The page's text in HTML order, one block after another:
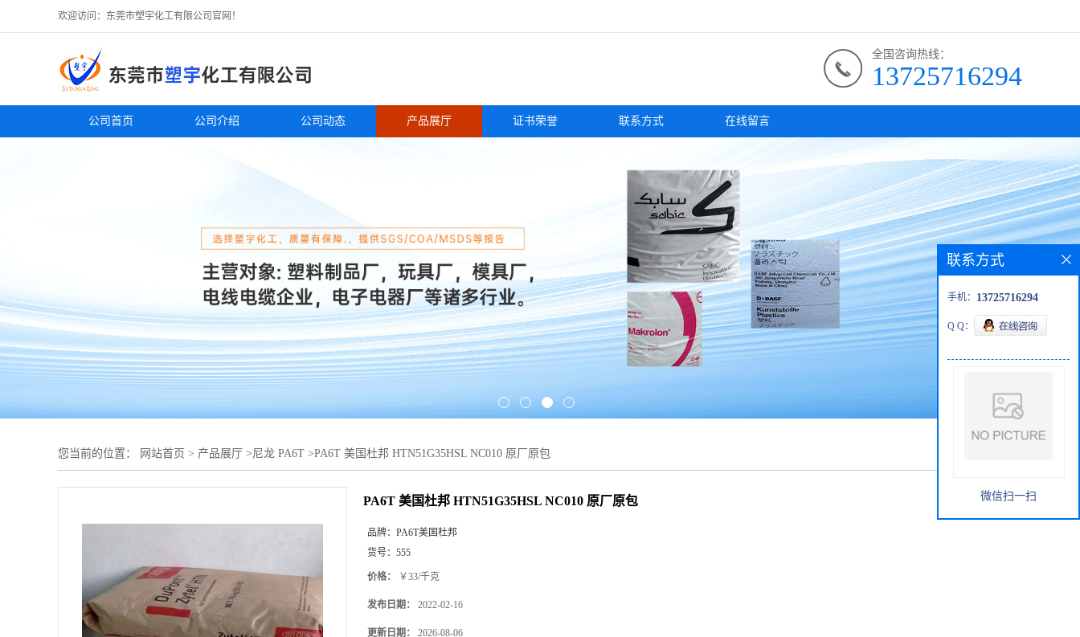
欢迎访问：东莞市塑宇化工有限公司官网！
全国咨询热线：
13725716294
公司首页 公司介绍 公司动态 产品展厅 证书荣誉 联系方式 在线留言
您当前的位置： 网站首页 > 产品展厅 >尼龙 PA6T >PA6T 美国杜邦 HTN51G35HSL NC010 原厂原包
PA6T 美国杜邦 HTN51G35HSL NC010 原厂原包
品牌： PA6T美国杜邦
货号： 555
价格： ￥33/千克
发布日期： 2022-02-16
更新日期： 2026-08-06
联系方式
手机： 13725716294
Q Q：
微信扫一扫